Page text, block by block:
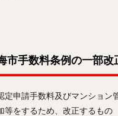
手数料条例の一部改
定申請手数料及びマンション
等をするため、改正するもの